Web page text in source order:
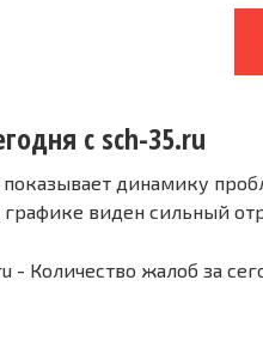
с sch-35.ru
динамику
графике виден сильный
- Количество жалоб за